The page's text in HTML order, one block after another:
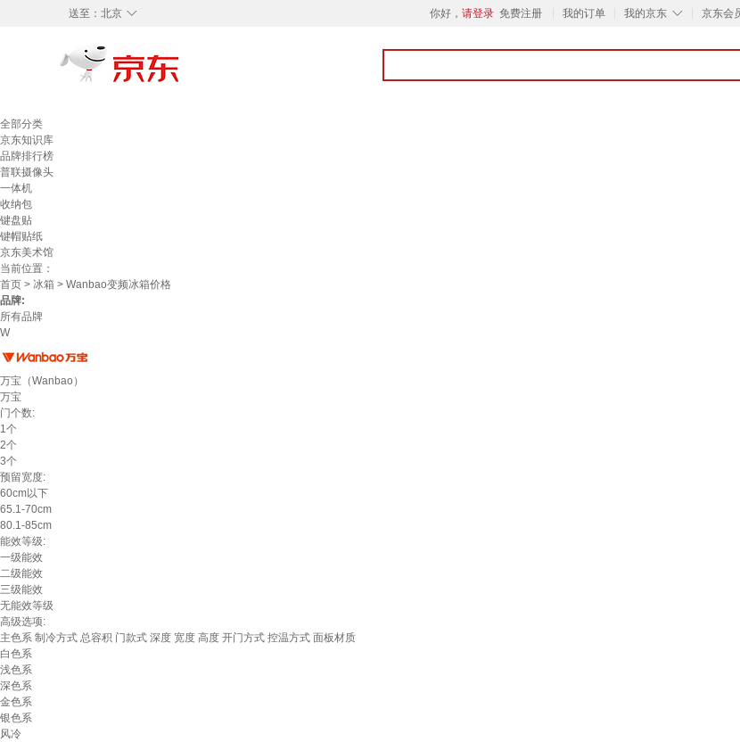
◇
送至： 北京 你好， 请登录 免费注册 我的订单 ◇
我的京东 京东会
全部分类
京东知识库
品牌排行榜
普联摄像头
一体机
收纳包
键盘贴
键帽贴纸
京东美术馆
当前位置：
首页 > 冰箱 > Wanbao变频冰箱价格
品牌:
所有品牌
W
万宝（Wanbao）
万宝
门个数:
1个
2个
3个
预留宽度:
60cm以下
65.1-70cm
80.1-85cm
能效等级:
一级能效
二级能效
三级能效
无能效等级
高级选项:
主色系 制冷方式 总容积 门款式 深度 宽度 高度 开门方式 控温方式 面板材质
白色系
浅色系
深色系
金色系
银色系
风冷